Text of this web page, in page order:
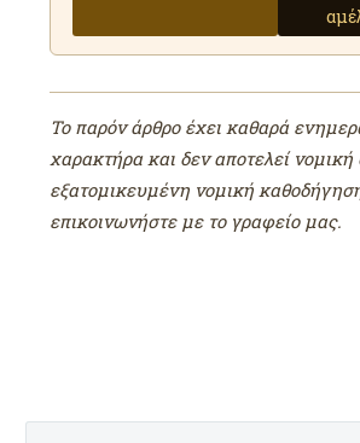
Το παρόν άρθρο έχει καθαρά
χαρακτήρα και δεν αποτελεί
εξατομικευμένη νομική
επικοινωνήστε με το γραφείο μας.